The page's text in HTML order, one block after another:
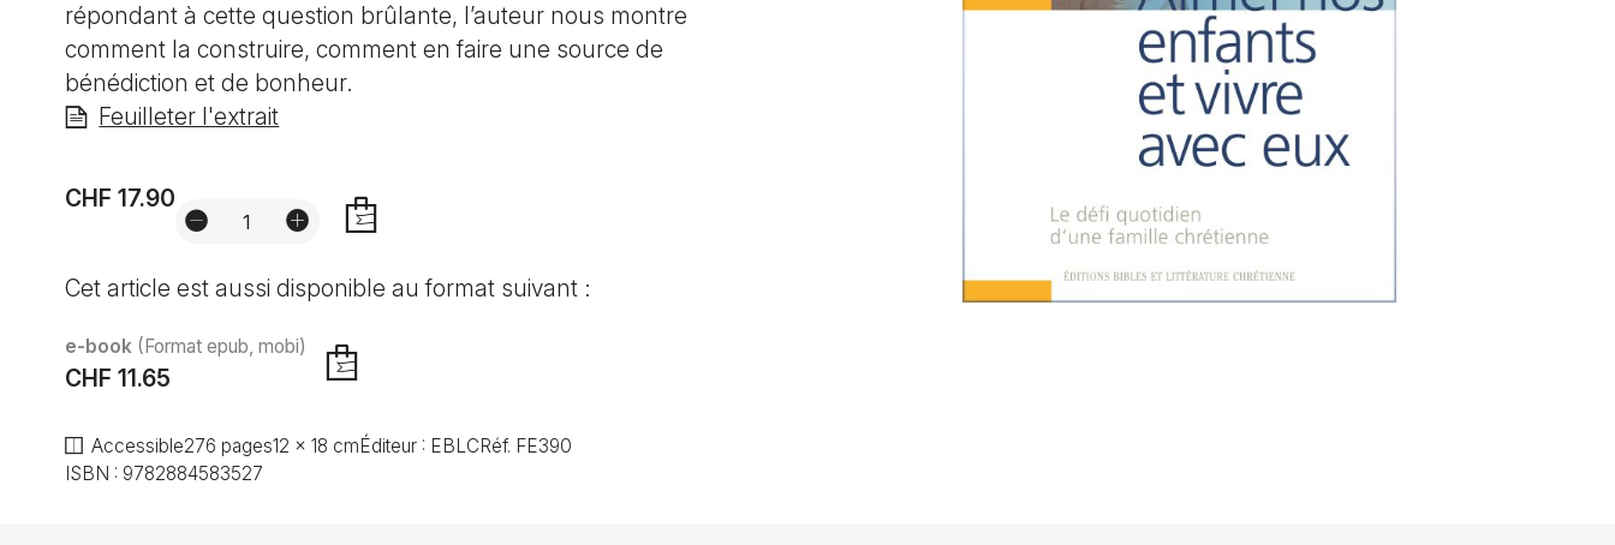
répondant à cette question brûlante, l’auteur nous montre
comment la construire, comment en faire une source de
bénédiction et de bonheur.
Feuilleter l'extrait
CHF 17.90
Cet article est aussi disponible au format suivant :
e-book (Format epub, mobi)
CHF 11.65
Accessible276 pages12 x 18 cmÉditeur : EBLCRéf. FE390
ISBN : 9782884583527